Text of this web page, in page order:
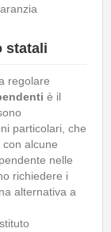
statali
regolare
è il
particolari, che
alcune
nelle
richiedere i
alternativa a